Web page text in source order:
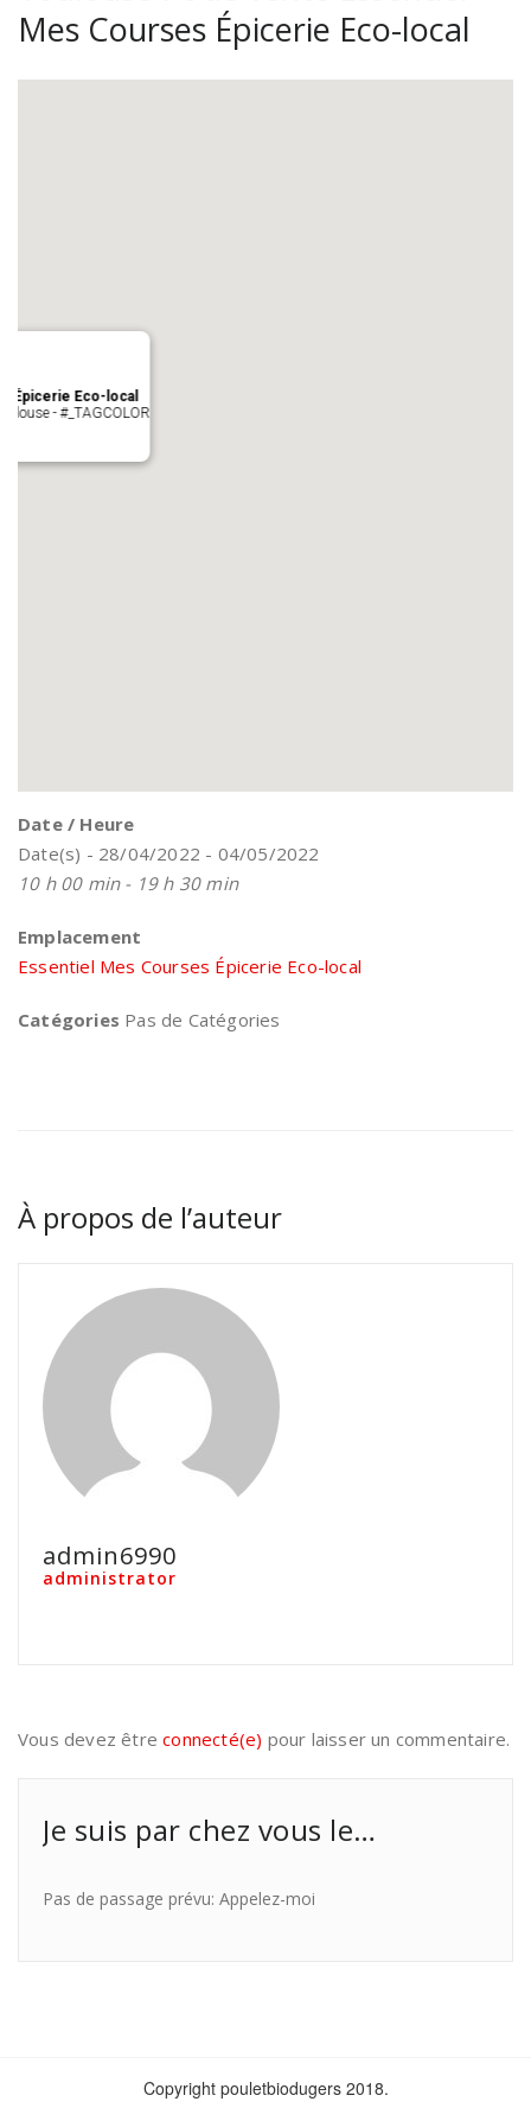
Mes Courses Épicerie Eco-local
Épicerie Eco-local
- #_TAGCOLOR
Date / Heure
Date(s) - 28/04/2022 - 04/05/2022
10 h 00 min - 19 h 30 min
Emplacement
Essentiel Mes Courses Épicerie Eco-local
Catégories Pas de Catégories
À propos de l’auteur
admin6990
administrator
Vous devez êtreconnecté(e) pour laisser un commentaire.
Je suis par chez vous le…
Pas de passage prévu: Appelez-moi
Copyright pouletbiodugers 2018.